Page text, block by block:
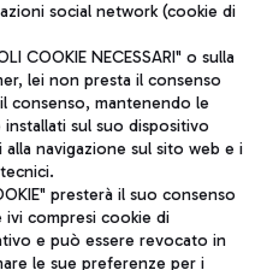
l'aeroporto
soggetta a direzione e
di Roma 13032990155 P.
social network (cookie di
COOKIE NECESSARI" o sulla
lei non presta il consenso
consenso, mantenendo le
sul suo dispositivo
navigazione sul sito web e i
presterà il suo consenso
compresi cookie di
e può essere revocato in
le sue preferenze per i